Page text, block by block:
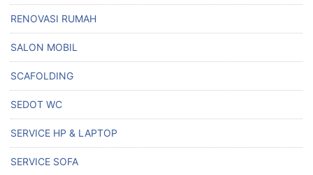
RENOVASI RUMAH
SALON MOBIL
SCAFOLDING
SEDOT WC
SERVICE HP & LAPTOP
SERVICE SOFA